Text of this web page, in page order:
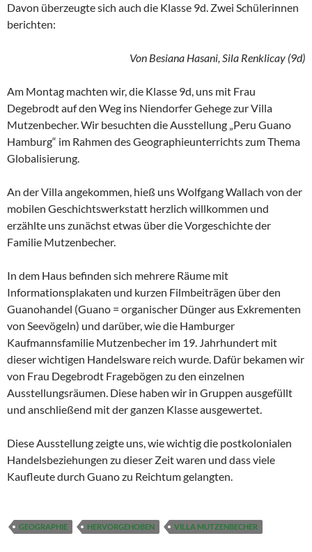
Davon überzeugte sich auch die Klasse 9d. Zwei Schülerinnen
berichten:
Von Besiana Hasani, Sila Renklicay (9d)
Am Montag machten wir, die Klasse 9d, uns mit Frau
Degebrodt auf den Weg ins Niendorfer Gehege zur Villa
Mutzenbecher. Wir besuchten die Ausstellung „Peru Guano
Hamburg“ im Rahmen des Geographieunterrichts zum Thema
Globalisierung.
An der Villa angekommen, hieß uns Wolfgang Wallach von der
mobilen Geschichtswerkstatt herzlich willkommen und
erzählte uns zunächst etwas über die Vorgeschichte der
Familie Mutzenbecher.
In dem Haus befinden sich mehrere Räume mit
Informationsplakaten und kurzen Filmbeiträgen über den
Guanohandel (Guano = organischer Dünger aus Exkrementen
von Seevögeln) und darüber, wie die Hamburger
Kaufmannsfamilie Mutzenbecher im 19. Jahrhundert mit
dieser wichtigen Handelsware reich wurde. Dafür bekamen wir
von Frau Degebrodt Fragebögen zu den einzelnen
Ausstellungsräumen. Diese haben wir in Gruppen ausgefüllt
und anschließend mit der ganzen Klasse ausgewertet.
Diese Ausstellung zeigte uns, wie wichtig die postkolonialen
Handelsbeziehungen zu dieser Zeit waren und dass viele
Kaufleute durch Guano zu Reichtum gelangten.
GEOGRAPHIE HERVORGEHOBEN VILLA MUTZENBECHER